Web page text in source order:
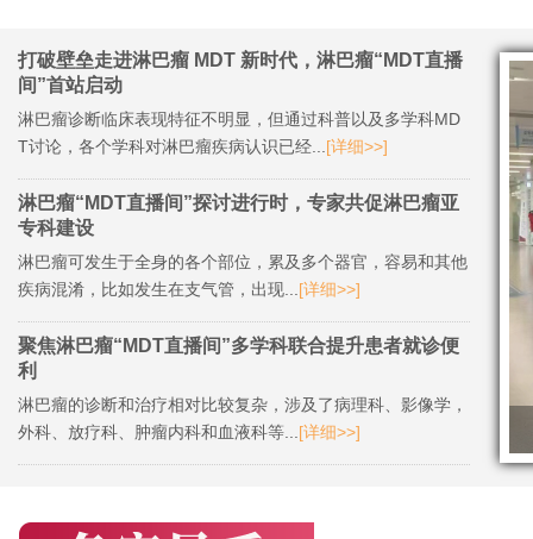
打破壁垒走进淋巴瘤 MDT 新时代，淋巴瘤“MDT直播
间”首站启动
淋巴瘤诊断临床表现特征不明显，但通过科普以及多学科MD
T讨论，各个学科对淋巴瘤疾病认识已经... [详细>>]
淋巴瘤“MDT直播间”探讨进行时，专家共促淋巴瘤亚
专科建设
淋巴瘤可发生于全身的各个部位，累及多个器官，容易和其他
疾病混淆，比如发生在支气管，出现... [详细>>]
聚焦淋巴瘤“MDT直播间”多学科联合提升患者就诊便
利
淋巴瘤的诊断和治疗相对比较复杂，涉及了病理科、影像学，
外科、放疗科、肿瘤内科和血液科等... [详细>>]